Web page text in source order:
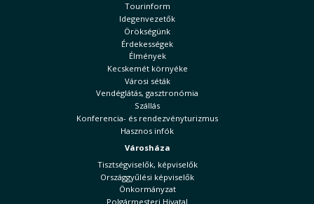
Tourinform
Idegenvezetők
Örökségünk
Érdekességek
Élmények
Kecskemét környéke
Városi séták
Vendéglátás, gasztronómia
Szállás
Konferencia- és rendezvényturizmus
Hasznos infók
Városháza
Tisztségviselők, képviselők
Országgyűlési képviselők
Önkormányzat
Polgármesteri Hivatal